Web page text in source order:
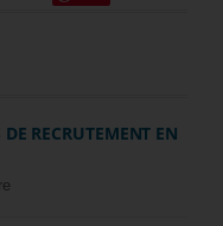
RECRUTEMENT EN